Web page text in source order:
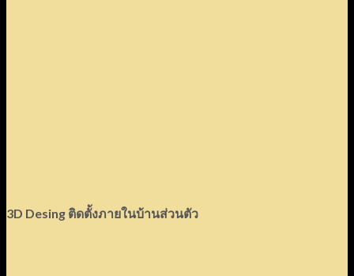
3D Desing ติดตั้งภายในบ้านส่วนตัว